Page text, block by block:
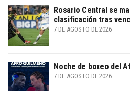
Rosario Central se
clasificación tras
7 DE AGOSTO DE 2026
Noche de boxeo del
7 DE AGOSTO DE 2026